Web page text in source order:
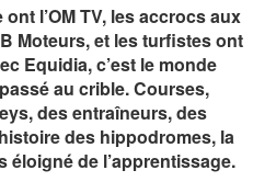
l’OM TV, les accrocs aux
Moteurs, et les turfistes ont
Equidia, c’est le monde
au crible. Courses,
des entraîneurs, des
des hippodromes, la
éloigné de l’apprentissage.